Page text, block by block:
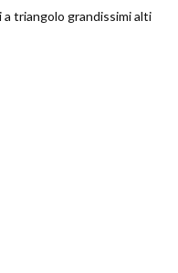
a triangolo grandissimi alti